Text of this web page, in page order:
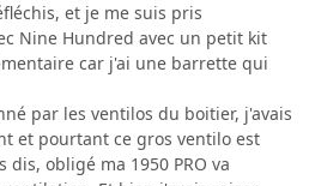
et je me suis pris
Nine Hundred avec un petit kit
car j'ai une barrette qui
par les ventilos du boitier, j'avais
et pourtant ce gros ventilo est
dis, obligé ma 1950 PRO va